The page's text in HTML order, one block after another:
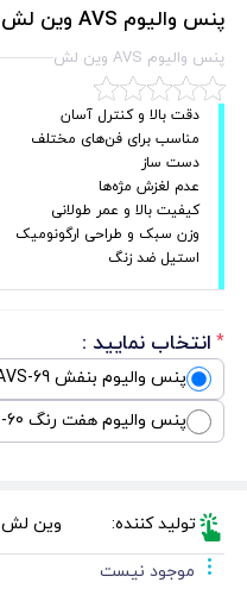
پنس والیوم AVS وین لش
پنس والیوم AVS وین لش
دقت بالا و کنترل آسان
مناسب برای فن‌های مختلف
دست ساز
عدم لغزش مژه‌ها
کیفیت بالا و عمر طولانی
وزن سبک و طراحی ارگونومیک
استیل ضد زنگ
* انتخاب نمایید :
پنس واليوم بنفش AVS-69
پنس واليوم هفت رنگ AVS-60
تولید کننده: وین لش
موجود نیست